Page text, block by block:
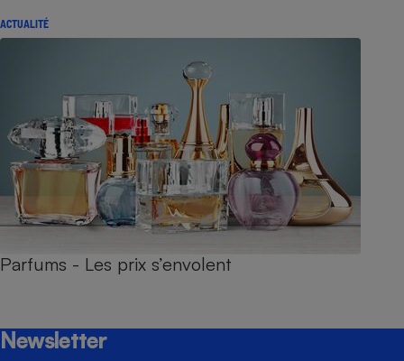
ACTUALITÉ
Parfums - Les prix s’envolent
Newsletter